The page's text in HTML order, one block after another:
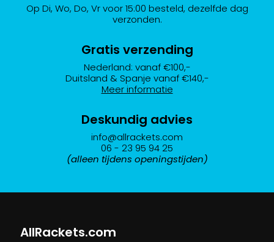
Op Di, Wo, Do, Vr voor 15:00 besteld, dezelfde dag
verzonden.
Gratis verzending
Nederland: vanaf €100,-
Duitsland & Spanje vanaf €140,-
Meer informatie
Deskundig advies
info@allrackets.com
06 - 23 95 94 25
(alleen tijdens openingstijden)
AllRackets.com